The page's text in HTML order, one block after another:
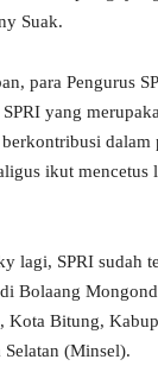
Suak.
para Pengurus
yang
dalam
ikut mencetus
lagi, SPRI sudah
Bolaang
Bitung,
(Minsel).